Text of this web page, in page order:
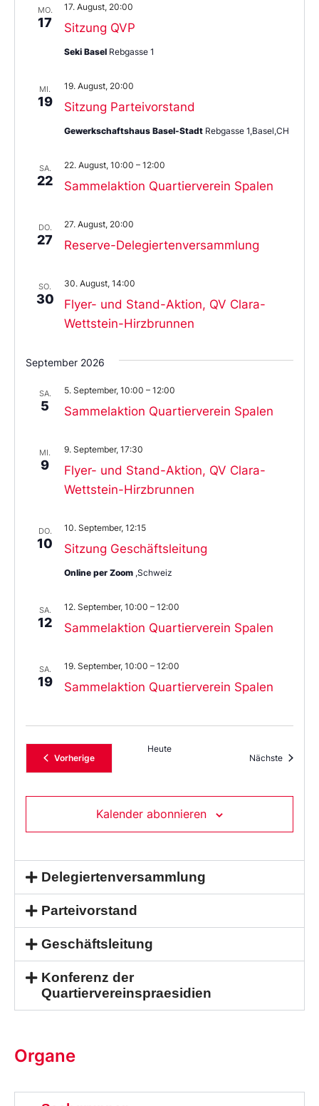
MO.
17 Sitzung QVP
17. August, 20:00
Seki Basel Rebgasse 1
MI.
19 Sitzung Parteivorstand
19. August, 20:00
Gewerkschaftshaus Basel-Stadt Rebgasse 1,Basel,CH
SA.
22 Sammelaktion Quartierverein Spalen
22. August, 10:00 – 12:00
DO.
27 Reserve-Delegiertenversammlung
27. August, 20:00
SO.
30
Flyer- und Stand-Aktion, QV Clara-
Wettstein-Hirzbrunnen
30. August, 14:00
September 2026
SA.
5 Sammelaktion Quartierverein Spalen
5. September, 10:00 – 12:00
MI.
9
Flyer- und Stand-Aktion, QV Clara-
Wettstein-Hirzbrunnen
9. September, 17:30
DO.
10 Sitzung Geschäftsleitung
10. September, 12:15
Online per Zoom ,Schweiz
SA.
12 Sammelaktion Quartierverein Spalen
12. September, 10:00 – 12:00
SA.
19 Sammelaktion Quartierverein Spalen
19. September, 10:00 – 12:00
VorherigeVeranstaltungen
Heute
Nächste
Kalender abonnieren
Delegiertenversammlung
Parteivorstand
Geschäftsleitung
Konferenz der
Quartiervereinspraesidien
Organe